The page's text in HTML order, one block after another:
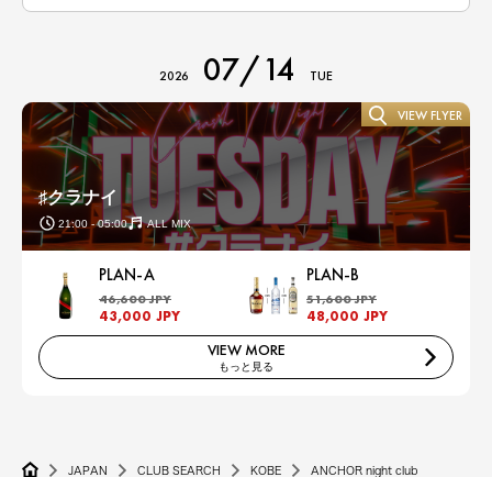
2026 07/14 TUE
♯クラナイ
21:00 - 05:00 ALL MIX
VIEW FLYER
PLAN-A
46,600 JPY
43,000 JPY
PLAN-B
51,600 JPY
48,000 JPY
VIEW MORE
もっと見る
JAPAN CLUB SEARCH KOBE
ANCHOR night club